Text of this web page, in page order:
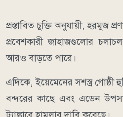
প্রস্তাবিত চুক্তি অনুযায়ী, হরমুজ
প্রবেশকারী জাহাজগুলোর
আরও বাড়তে পারে।
এদিকে, ইয়েমেনের সশস্ত্র
বন্দরের কাছে এবং এডেন